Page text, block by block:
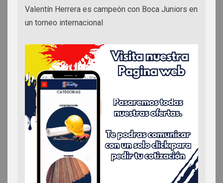
Valentín Herrera es campeón con Boca Juniors en
un torneo internacional